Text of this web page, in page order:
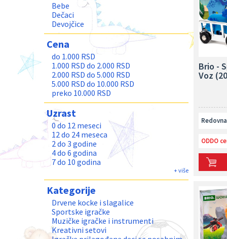
Bebe
Dečaci
Devojčice
Cena
do 1.000 RSD
1.000 RSD do 2.000 RSD
2.000 RSD do 5.000 RSD
5.000 RSD do 10.000 RSD
preko 10.000 RSD
Uzrast
0 do 12 meseci
12 do 24 meseca
2 do 3 godine
4 do 6 godina
7 do 10 godina
Teenage
Odrasli
+ više
Kategorije
Drvene kocke i slagalice
Sportske igračke
Muzičke igračke i instrumenti
Kreativni setovi
Brio -
Voz
ODDO